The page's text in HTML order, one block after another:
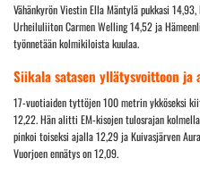
Vähänkyrön Viestin Ella Mäntylä pukkasi
Urheiluliiton Carmen Welling 14,52 ja
työnnetään kolmikiloista kuulaa.
Siikala satasen yllätysvoittoon ja
17-vuotiaiden tyttöjen 100 metrin ykköseksi
12,22. Hän alitti EM-kisojen tulosrajan
pinkoi toiseksi ajalla 12,29 ja Kuivasjärven
Vuorjoen ennätys on 12,09.